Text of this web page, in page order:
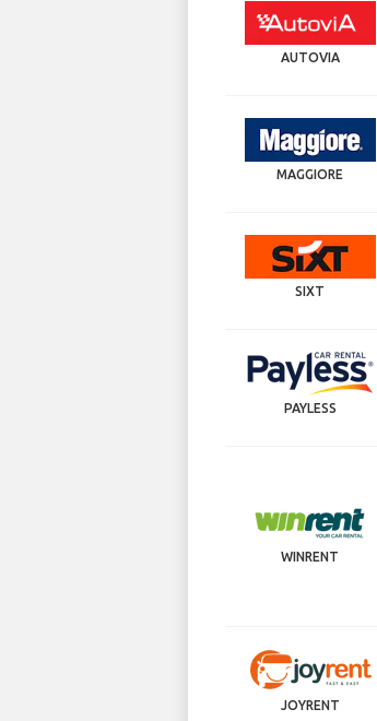
AUTOVIA
MAGGIORE
SIXT
PAYLESS
WINRENT
JOYRENT